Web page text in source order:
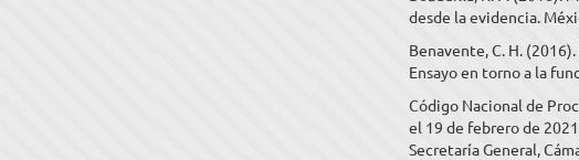
desde la evidencia.
Benavente, C. H.
Ensayo en torno a la
Código Nacional de
el 19 de febrero de
Secretaría General,